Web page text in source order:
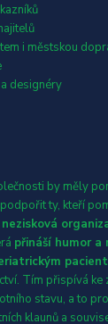
i městskou
designéry
by měly
ty, kteří
nezisková
přináší humor a
Tím přispívá ke
stavu, a to
klaunů a